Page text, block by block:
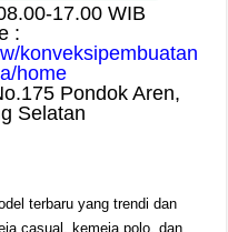
17.00 WIB
:
konveksipembuatan
home
Pondok Aren,
Selatan
terbaru yang trendi dan
casual, kemeja polo, dan